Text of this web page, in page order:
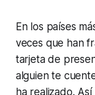
En los países
veces que han
tarjeta de
alguien te
ha realizado.